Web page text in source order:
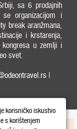
sa 6 prodajnih
organizacijom i
break aranžmana,
i krstarenja,
u zemlji i
svet.
|
korisničko iskustvo
s korištenjem